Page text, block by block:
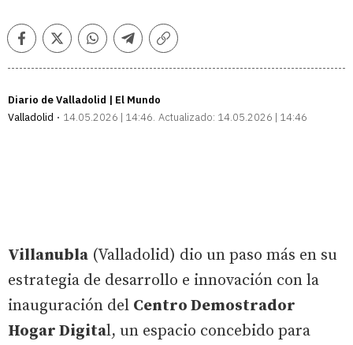
FacebookTwitterWhatsappTelegramCopiar
Diario de Valladolid | El Mundo
Valladolid
14.05.2026 | 14:46 Actualizado: 14.05.2026 | 14:46
Villanubla (Valladolid) dio un paso más en su
estrategia de desarrollo e innovación con la
inauguración del Centro Demostrador
Hogar Digital, un espacio concebido para